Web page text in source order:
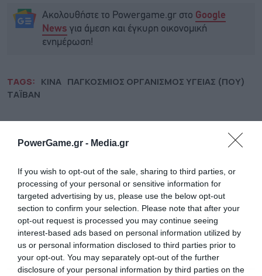
PowerGame.gr - Media.gr
If you wish to opt-out of the sale, sharing to third parties, or
processing of your personal or sensitive information for
targeted advertising by us, please use the below opt-out
section to confirm your selection. Please note that after your
opt-out request is processed you may continue seeing
interest-based ads based on personal information utilized by
us or personal information disclosed to third parties prior to
your opt-out. You may separately opt-out of the further
disclosure of your personal information by third parties on the
Ακολουθήστε το Powergame.gr στο Google
News για άμεση και έγκυρη οικονομική
ενημέρωση!
TAGS: ΚΙΝΑ ΠΑΓΚΟΣΜΙΟΣ ΟΡΓΑΝΙΣΜΟΣ ΥΓΕΙΑΣ (ΠΟΥ)
ΤΑΪΒΑΝ